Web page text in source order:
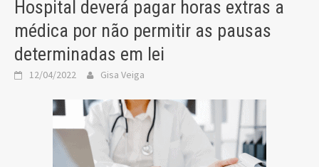
Hospital deverá pagar horas extras a
médica por não permitir as pausas
determinadas em lei
12/04/2022 Gisa Veiga